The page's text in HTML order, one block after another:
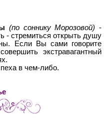
(по соннику Морозовой) -
- стремиться открыть душу
Если Вы сами говорите
экстравагантный
в чем-либо.